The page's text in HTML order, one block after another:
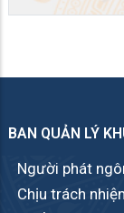
BAN QUẢN LÝ
Người phát
Chịu trách